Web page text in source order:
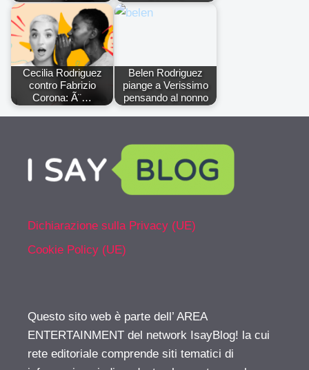
Cecilia Rodriguez
contro Fabrizio
Corona: Ã¨…
Belen Rodriguez
piange a Verissimo
pensando al nonno
Dichiarazione sulla Privacy (UE)
Cookie Policy (UE)
Questo sito web è parte dell’ AREA
ENTERTAINMENT del network IsayBlog! la cui
rete editoriale comprende siti tematici di